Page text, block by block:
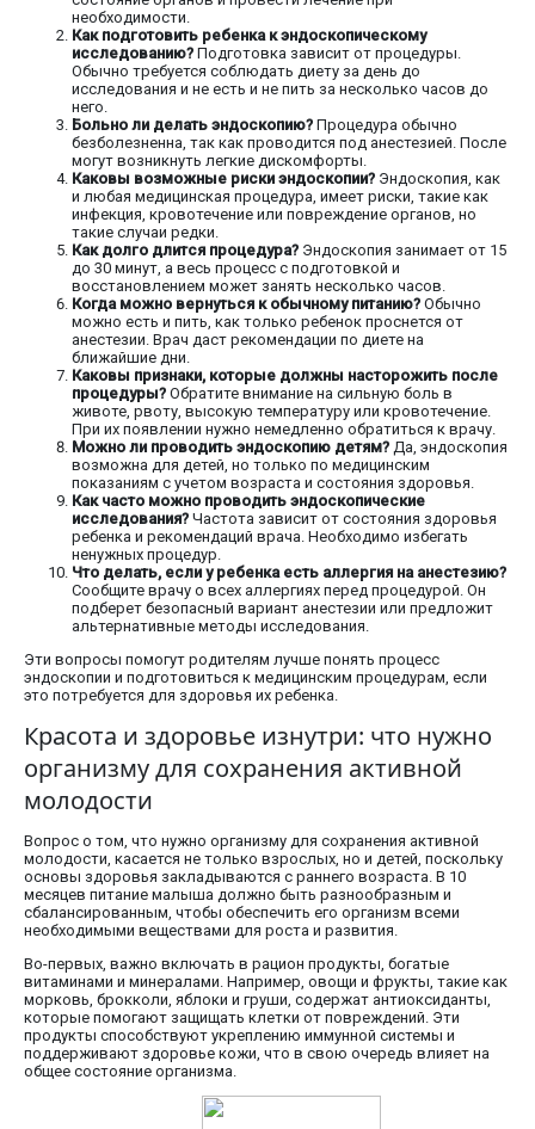
необходимости.
Как подготовить ребенка к эндоскопическому
исследованию? Подготовка зависит от процедуры.
Обычно требуется соблюдать диету за день до
исследования и не есть и не пить за несколько часов до
него.
Больно ли делать эндоскопию? Процедура обычно
безболезненна, так как проводится под анестезией. После
могут возникнуть легкие дискомфорты.
Каковы возможные риски эндоскопии? Эндоскопия, как
и любая медицинская процедура, имеет риски, такие как
инфекция, кровотечение или повреждение органов, но
такие случаи редки.
Как долго длится процедура? Эндоскопия занимает от 15
до 30 минут, а весь процесс с подготовкой и
восстановлением может занять несколько часов.
Когда можно вернуться к обычному питанию? Обычно
можно есть и пить, как только ребенок проснется от
анестезии. Врач даст рекомендации по диете на
ближайшие дни.
Каковы признаки, которые должны насторожить после
процедуры? Обратите внимание на сильную боль в
животе, рвоту, высокую температуру или кровотечение.
При их появлении нужно немедленно обратиться к врачу.
Можно ли проводить эндоскопию детям? Да, эндоскопия
возможна для детей, но только по медицинским
показаниям с учетом возраста и состояния здоровья.
Как часто можно проводить эндоскопические
исследования? Частота зависит от состояния здоровья
ребенка и рекомендаций врача. Необходимо избегать
ненужных процедур.
Что делать, если у ребенка есть аллергия на анестезию?
Сообщите врачу о всех аллергиях перед процедурой. Он
подберет безопасный вариант анестезии или предложит
альтернативные методы исследования.
Эти вопросы помогут родителям лучше понять процесс
эндоскопии и подготовиться к медицинским процедурам, если
это потребуется для здоровья их ребенка.
Красота и здоровье изнутри: что нужно
организму для сохранения активной
молодости
Вопрос о том, что нужно организму для сохранения активной
молодости, касается не только взрослых, но и детей, поскольку
основы здоровья закладываются с раннего возраста. В 10
месяцев питание малыша должно быть разнообразным и
сбалансированным, чтобы обеспечить его организм всеми
необходимыми веществами для роста и развития.
Во-первых, важно включать в рацион продукты, богатые
витаминами и минералами. Например, овощи и фрукты, такие как
морковь, брокколи, яблоки и груши, содержат антиоксиданты,
которые помогают защищать клетки от повреждений. Эти
продукты способствуют укреплению иммунной системы и
поддерживают здоровье кожи, что в свою очередь влияет на
общее состояние организма.